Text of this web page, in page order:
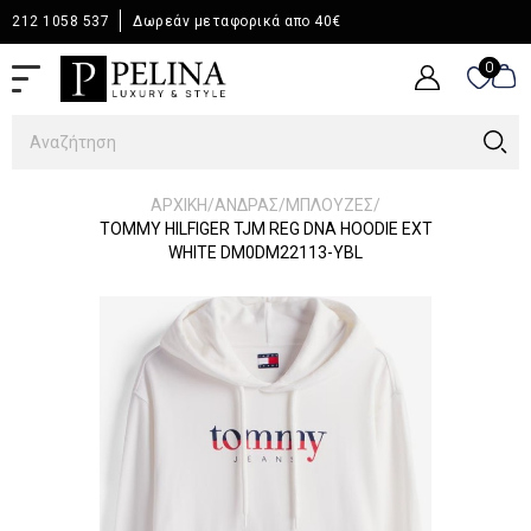
212 1058 537 Δωρεάν μεταφορικά απο 40€
0
0
ΑΡΧΙΚΉ/ΆΝΔΡΑΣ/ΜΠΛΟΥΖΕΣ/
TOMMY HILFIGER TJM REG DNA HOODIE EXT
WHITE DM0DM22113-YBL